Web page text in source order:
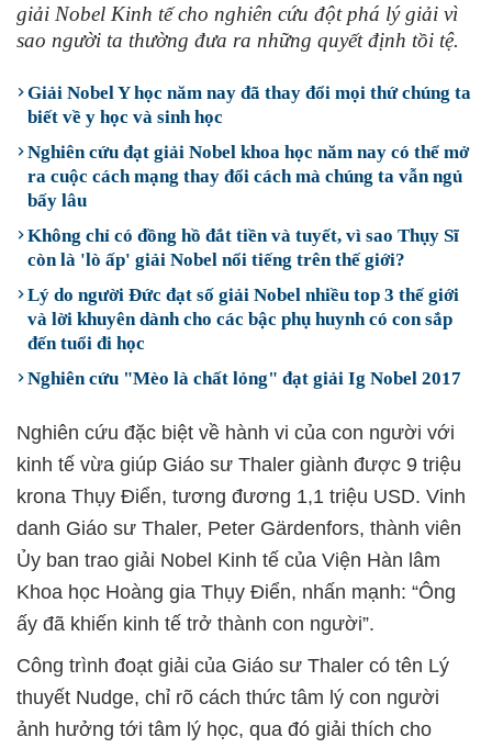
giải Nobel Kinh tế cho nghiên cứu đột phá lý giải vì
sao người ta thường đưa ra những quyết định tồi tệ.
Giải Nobel Y học năm nay đã thay đổi mọi thứ chúng ta
biết về y học và sinh học
Nghiên cứu đạt giải Nobel khoa học năm nay có thể mở
ra cuộc cách mạng thay đổi cách mà chúng ta vẫn ngủ
bấy lâu
Không chỉ có đồng hồ đắt tiền và tuyết, vì sao Thụy Sĩ
còn là 'lò ấp' giải Nobel nổi tiếng trên thế giới?
Lý do người Đức đạt số giải Nobel nhiều top 3 thế giới
và lời khuyên dành cho các bậc phụ huynh có con sắp
đến tuổi đi học
Nghiên cứu "Mèo là chất lỏng" đạt giải Ig Nobel 2017
Nghiên cứu đặc biệt về hành vi của con người với
kinh tế vừa giúp Giáo sư Thaler giành được 9 triệu
krona Thụy Điển, tương đương 1,1 triệu USD. Vinh
danh Giáo sư Thaler, Peter Gärdenfors, thành viên
Ủy ban trao giải Nobel Kinh tế của Viện Hàn lâm
Khoa học Hoàng gia Thụy Điển, nhấn mạnh: “Ông
ấy đã khiến kinh tế trở thành con người”.
Công trình đoạt giải của Giáo sư Thaler có tên Lý
thuyết Nudge, chỉ rõ cách thức tâm lý con người
ảnh hưởng tới tâm lý học, qua đó giải thích cho